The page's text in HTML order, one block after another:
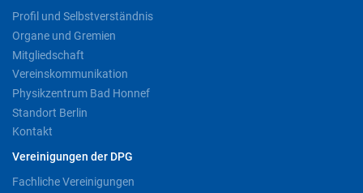
Profil und Selbstverständnis
Organe und Gremien
Mitgliedschaft
Vereinskommunikation
Physikzentrum Bad Honnef
Standort Berlin
Kontakt
Vereinigungen der DPG
Fachliche Vereinigungen